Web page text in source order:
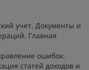
учет. Документы и
Главная
ошибок.
статей доходов и